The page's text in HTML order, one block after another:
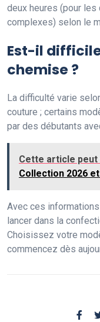
deux heures (pour
complexes) selon le
Est-il
chemise ?
La difficulté varie
couture ; certains
par des débutants
Cette article
Collection 2026
Avec ces
lancer dans la
Choisissez votre
commencez dès